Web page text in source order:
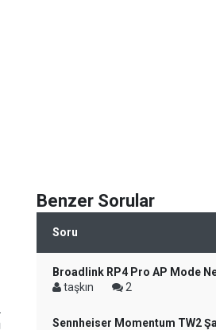
Benzer Sorular
Soru
Broadlink RP4 Pro AP Mode
taşkın
2
Sennheiser Momentum TW2